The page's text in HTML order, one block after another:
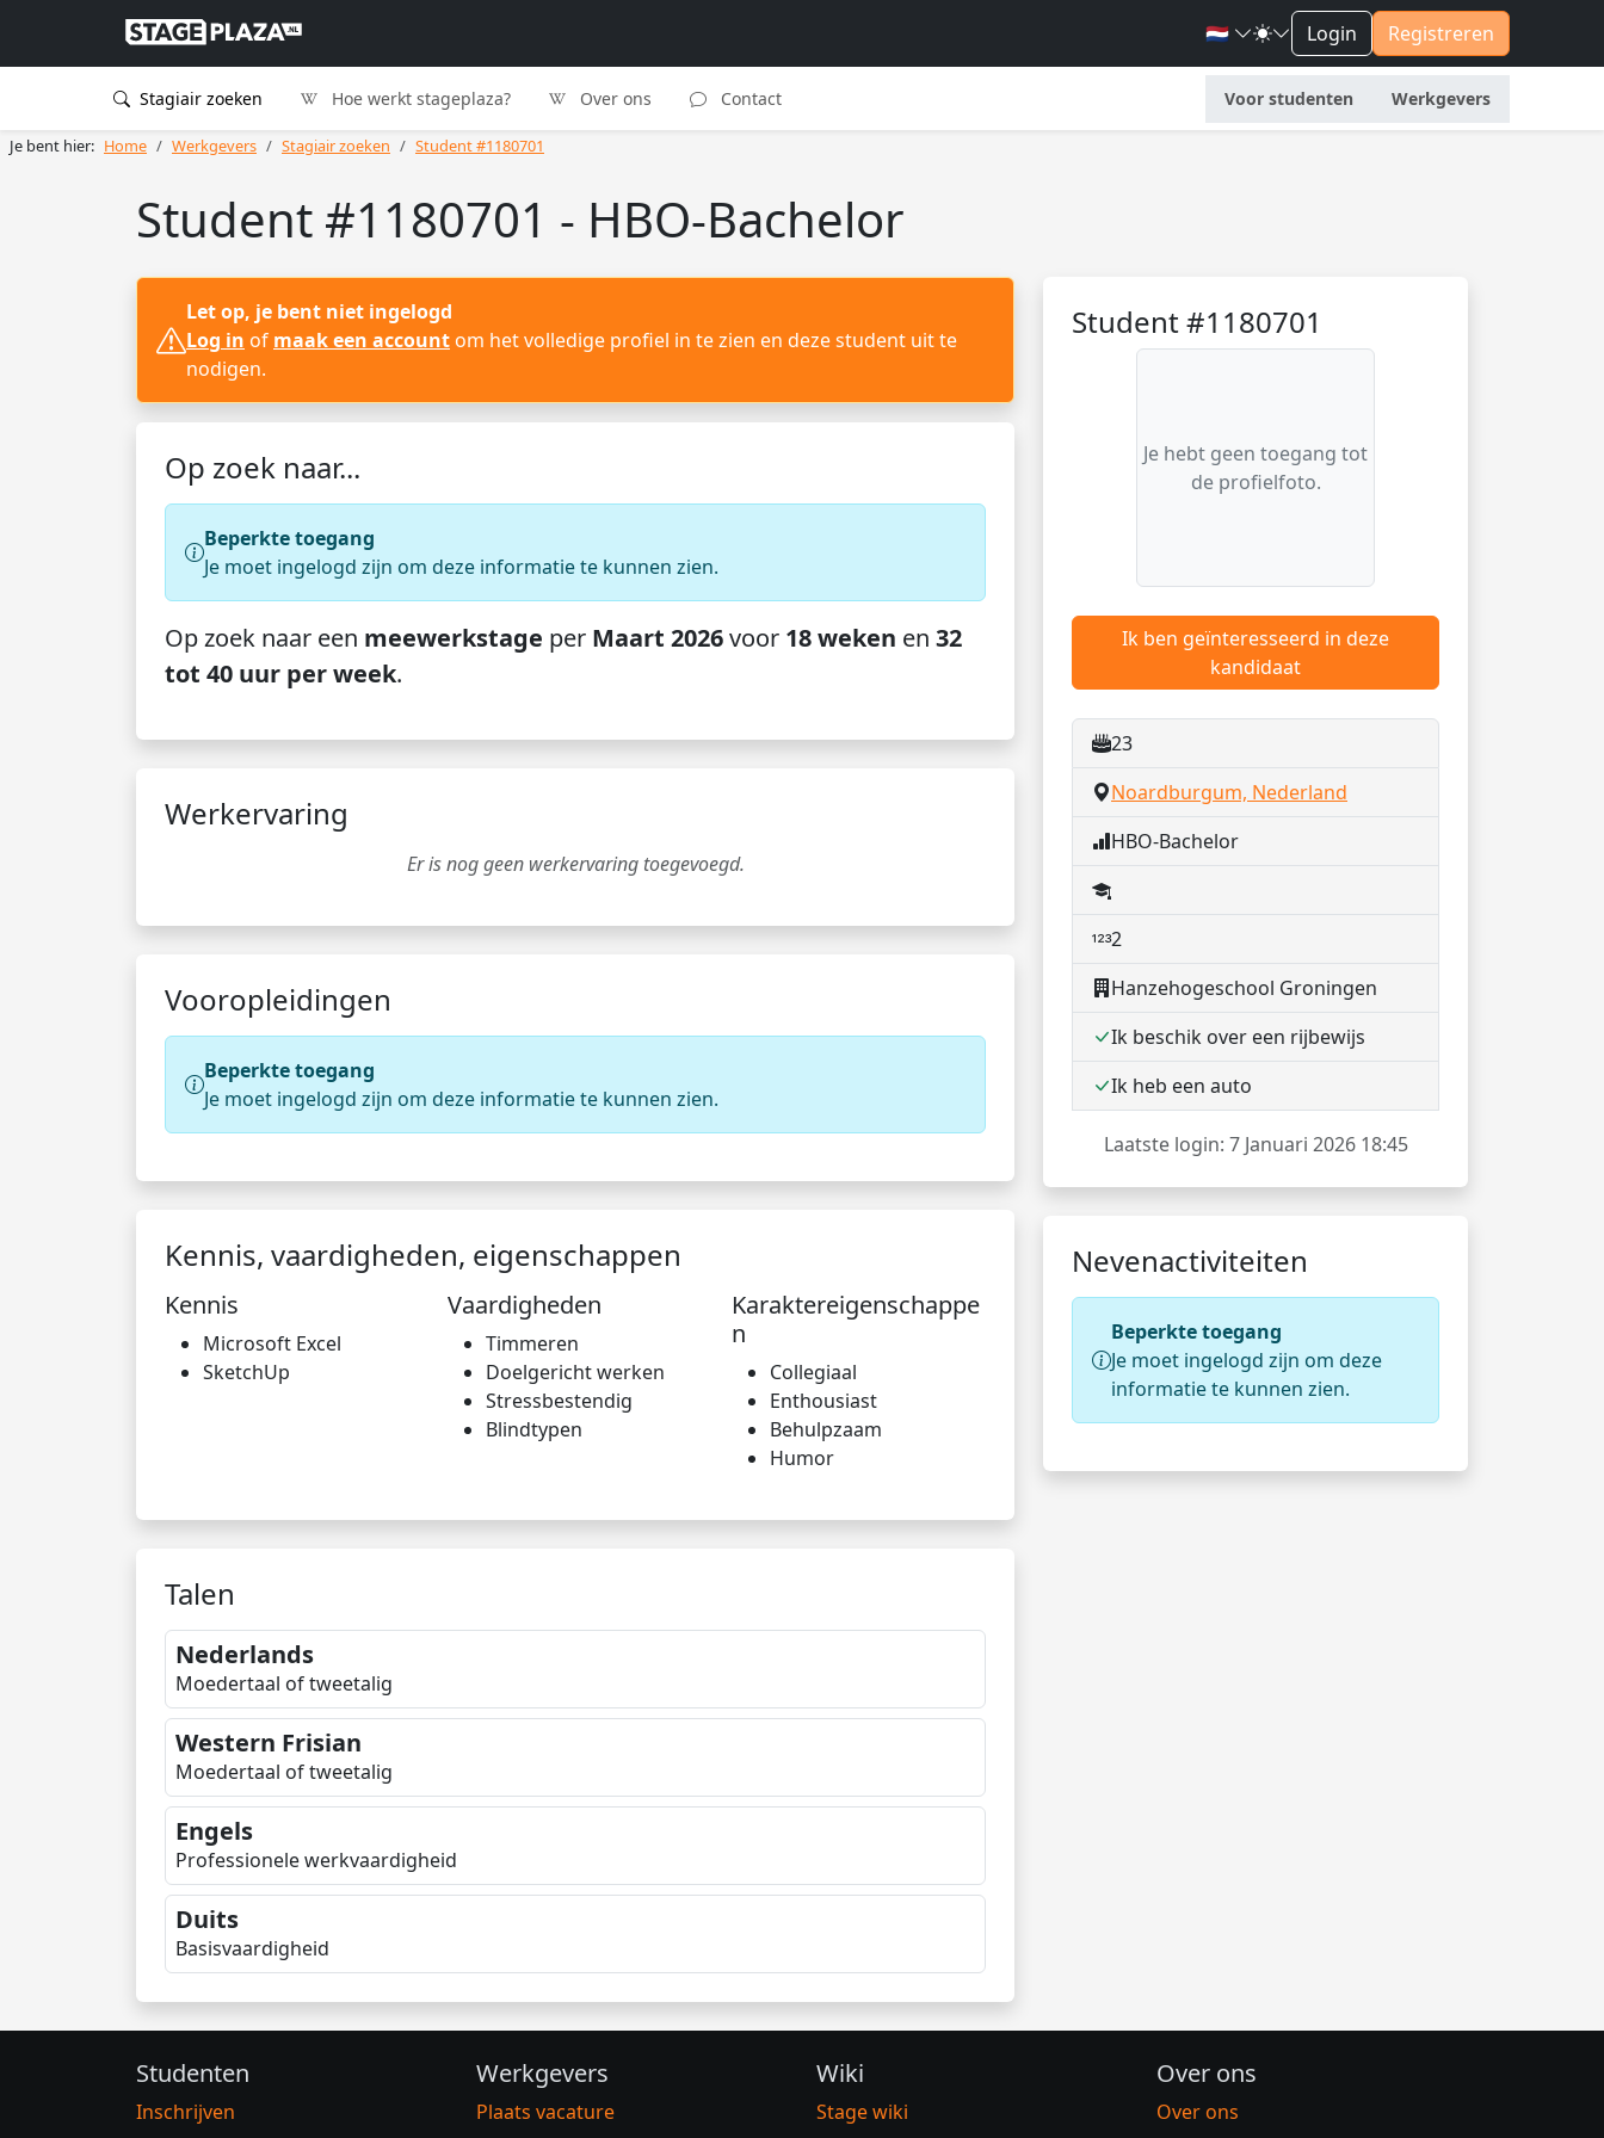
🇳🇱 Login Registreren
Stagiair zoeken Hoe werkt stageplaza? Over ons Contact Voor studenten Werkgevers
Je bent hier: Home Werkgevers Stagiair zoeken Student #1180701
Student #1180701 - HBO-Bachelor
Student #1180701
Je hebt geen toegang tot
de profielfoto.
Ik ben geïnteresseerd in deze
kandidaat
23
Noardburgum, Nederland
HBO-Bachelor
2
Hanzehogeschool Groningen
Ik beschik over een rijbewijs
Ik heb een auto
Laatste login: 7 Januari 2026 18:45
Nevenactiviteiten
Beperkte toegang
Je moet ingelogd zijn om deze
informatie te kunnen zien.
Let op, je bent niet ingelogd
Log in of maak een account om het volledige profiel in te zien en deze student uit te
nodigen.
Op zoek naar...
Beperkte toegang
Je moet ingelogd zijn om deze informatie te kunnen zien.
Op zoek naar een meewerkstage per Maart 2026voor 18 weken en 32
tot 40 uur per week.
Werkervaring
Er is nog geen werkervaring toegevoegd.
Vooropleidingen
Beperkte toegang
Je moet ingelogd zijn om deze informatie te kunnen zien.
Kennis, vaardigheden, eigenschappen
Kennis
Microsoft Excel
SketchUp
Vaardigheden
Timmeren
Doelgericht werken
Stressbestendig
Blindtypen
Karaktereigenschappe
n
Collegiaal
Enthousiast
Behulpzaam
Humor
Talen
Nederlands
Moedertaal of tweetalig
Western Frisian
Moedertaal of tweetalig
Engels
Professionele werkvaardigheid
Duits
Basisvaardigheid
Studenten
Inschrijven
Werkgevers
Plaats vacature
Wiki
Stage wiki
Over ons
Over ons